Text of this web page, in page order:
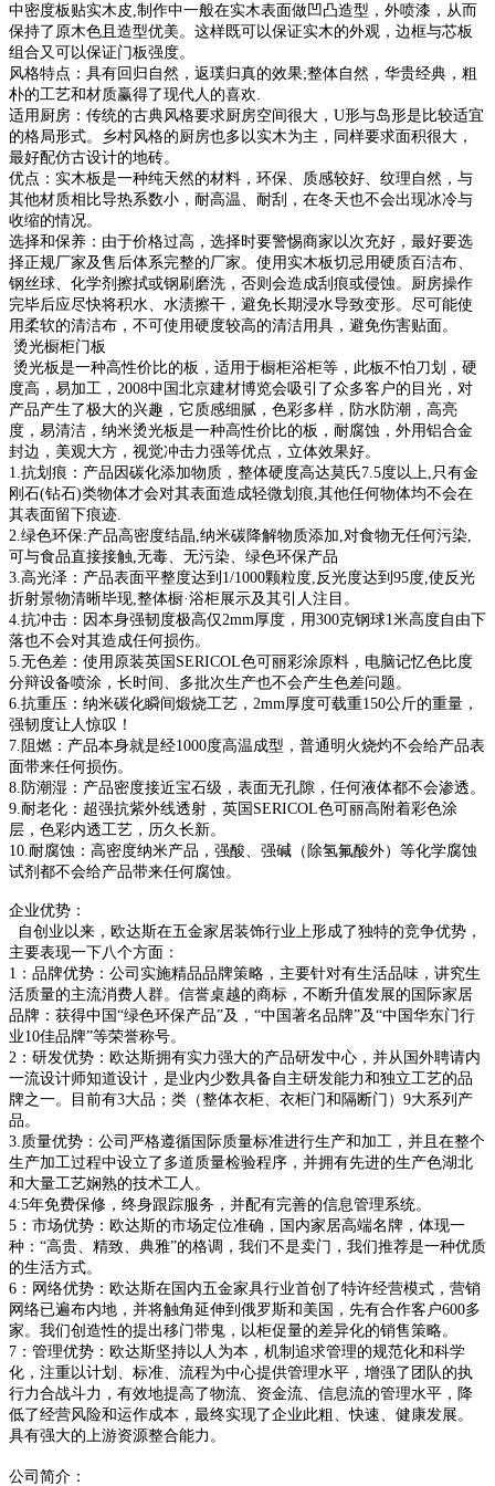
中密度板贴实木皮,制作中一般在实木表面做凹 凸造型，外喷漆，从而
保持了原木色且造型优美。这样既可以保证实木的外观，边框与芯板
组合又可以保证门板强度。
风格特点：具有回归自然，返璞归真的效果;整体自然，华贵经典，粗
朴的工艺和材质赢得了现代人的喜欢.
适用厨房：传统的古典风格要求厨房空间很大，U形与岛形是比较适宜
的格局形式。乡村风格的厨房也多以实木为主 ，同样要求面积很大，
最好配仿古设计的地砖。
优点：实木板是一种纯天然的材料，环保、质感较好、纹理自然，与
其他材质相比导热系数小，耐高温、耐刮，在冬天也不会出现冰冷与
收缩的情况。
选择和保养：由于价格过高，选择时要警惕商家以次充好，最好要选
择正规厂家及售后体系完整的厂家。使用实木板切忌用硬质百洁布、
钢丝球、化学剂擦拭或钢刷磨洗，否则会造成刮痕或侵蚀。厨房操作
完毕后应尽快将积水、水渍擦干，避免长期浸水导致变形。尽可能使
用柔软的清洁布，不可使用硬度较高的清洁用具，避免伤害贴面。
烫光橱柜门板
烫光板是一种高性价比的板，适用于橱柜浴柜等，此板不怕刀划，硬
度高，易加工，2008中国北京建材博览会吸引了众多客户的目光，对
产品产生了极大的兴趣，它质感细腻，色彩多样，防水防潮，高亮
度，易清洁，纳米烫光板是一种高性价比的板，耐腐蚀，外用铝合金
封边，美观大方，视觉冲击力强等优点，立体效果好。
1.抗划痕：产品因碳化添加物质，整体硬度高达莫氏7.5度以上,只有金
刚石(钻石)类物体才会对其表面造成轻微划痕,其他任何物体均不会在
其表面留下痕迹.
2.绿色环保:产品高密度结晶,纳米碳降解物质添加,对食物无任何污染,
可与食品直接接触,无毒、无污染、绿色环保产品
3.高光泽：产品表面平整度达到1/1000颗粒度,反光度达到95度,使反光
折射景物清晰毕现,整体橱·浴柜展示及其引 人注目。
4.抗冲击：因本身强韧度极高仅2mm厚度，用300克钢球1米高度自由下
落也不会对其造成任何损伤。
5.无色差：使用原装英国SERICOL色可丽彩涂原料，电脑记忆色比度
分辩设备喷涂，长时间、多批次生产也不会产生色差问题。
6.抗重压：纳米碳化瞬间煅烧工艺，2mm厚度可载重150公斤的重量，
强韧度让人惊叹！
7.阻燃：产品本身就是经1000度高温成型，普通明火烧灼不会给产品表
面带来任何损伤。
8.防潮湿：产品密度接近宝石级，表面无孔隙，任何液体都不会渗透。
9.耐老化：超强抗紫外线透射，英国SERICOL色可丽高附着彩色涂
层，色彩内透工艺，历久长新。
10.耐腐蚀：高密度纳米产品，强酸、强碱（除氢氟酸外）等化学腐蚀
试剂都不会给产品带来任何腐蚀。
企业优势：
自创业以来，欧达斯在五金家居装饰行业上形成了独特的竞争优势，
主要表现一下八个方面：
1：品牌优势：公司实施精品品牌策略，主要针对有生活品味，讲究生
活质量的主流消费人群。信誉桌越的商标，不断升值发展的国际家居
品牌：获得中国“绿色环保产品”及，“中国著名品牌”及“中国华东门行
业10佳品牌”等荣誉称号。
2：研发优势：欧达斯拥有实力强大的产品研发中心，并从国外聘请内
一流设计师知道设计，是业内少数具备自主研发能力和独立工艺的品
牌之一。目前有3大品；类（整体衣柜、衣柜门和隔断门）9大系列产
品。
3.质量优势：公司严格遵循国际质量标准进行生产和加工，并且在整个
生产加工过程中设立了多道质量检验程序，并拥有先进的生产色湖北
和大量工艺娴熟的技术工人。
4:5年免费保修，终身跟踪服务，并配有完善的信息管理系统。
5：市场优势：欧达斯的市场定位准确，国内家居高端名牌，体现一
种：“高贵、精致、典雅”的格调，我们不是卖门，我们推荐是一种优质
的生活方式。
6：网络优势：欧达斯在国内五金家具行业首创了特许经营模式，营销
网络已遍布内地，并将触角延伸到俄罗斯和美国，先有合作客户600多
家。我们创造性的提出移门带鬼，以柜促量的差异化的销售策略。
7：管理优势：欧达斯坚持以人为本，机制追求管理的规范化和科学
化，注重以计划、标准、流程为中心提供管理水平，增强了团队的执
行力合战斗力，有效地提高了物流、资金流、信息流的管理水平，降
低了经营风险和运作成本，最终实现了企业此粗、快速、健康发展。
具有强大的上游资源整合能力。
公司简介：